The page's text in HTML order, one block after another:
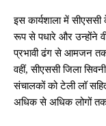
इस कार्यशाला में
रूप से पधारे और उन्होंने
प्रभावी ढंग से आमजन तक
वहीं, सीएससी जिला
संचालकों को टेली लॉ
अधिक से अधिक लोगों तक